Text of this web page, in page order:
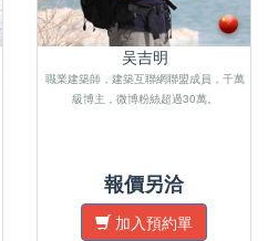
吴吉明
職業建築師，建築互聯網聯盟成員，千萬
級博主，微博粉絲超過30萬。
報價另洽
加入預約單